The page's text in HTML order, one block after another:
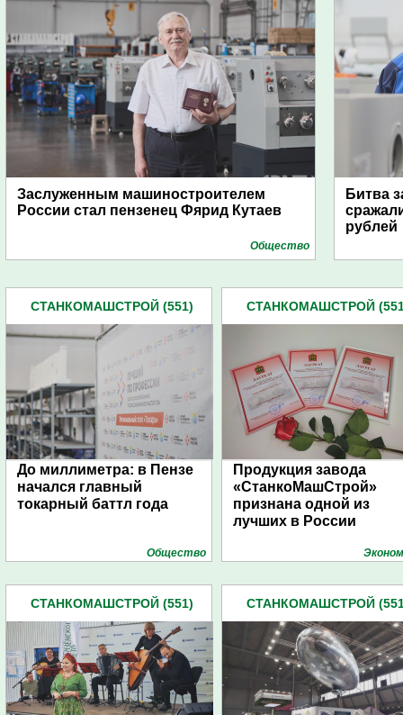
Заслуженным машиностроителем
России стал пензенец Фярид Кутаев
Общество
Битва
рублей
СТАНКОМАШСТРОЙ (551)
До миллиметра: в Пензе
начался главный
токарный баттл года
Общество
СТАНКОМАШСТРОЙ
Продукция завода
«СтанкоМашСтрой»
признана одной из
лучших в России
СТАНКОМАШСТРОЙ (551) СТАНКОМАШСТРОЙ